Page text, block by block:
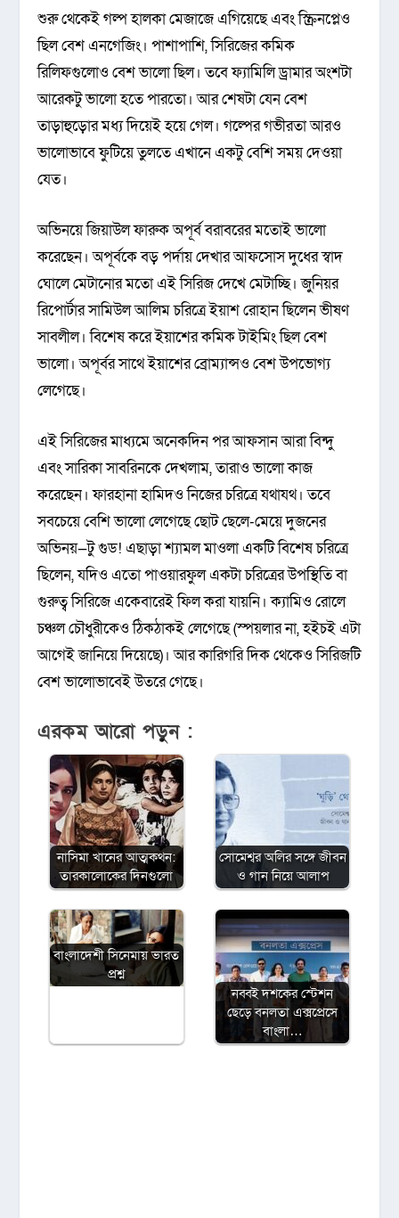
শুরু থেকেই গল্প হালকা মেজাজে এগিয়েছে এবং স্ক্রিনপ্লেও
ছিল বেশ এনগেজিং। পাশাপাশি, সিরিজের কমিক
রিলিফগুলোও বেশ ভালো ছিল। তবে ফ্যামিলি ড্রামার অংশটা
আরেকটু ভালো হতে পারতো। আর শেষটা যেন বেশ
তাড়াহুড়োর মধ্য দিয়েই হয়ে গেল। গল্পের গভীরতা আরও
ভালোভাবে ফুটিয়ে তুলতে এখানে একটু বেশি সময় দেওয়া
যেত।
অভিনয়ে জিয়াউল ফারুক অপূর্ব বরাবরের মতোই ভালো
করেছেন। অপূর্বকে বড় পর্দায় দেখার আফসোস দুধের স্বাদ
ঘোলে মেটানোর মতো এই সিরিজ দেখে মেটাচ্ছি। জুনিয়র
রিপোর্টার সামিউল আলিম চরিত্রে ইয়াশ রোহান ছিলেন ভীষণ
সাবলীল। বিশেষ করে ইয়াশের কমিক টাইমিং ছিল বেশ
ভালো। অপূর্বর সাথে ইয়াশের ব্রোম্যান্সও বেশ উপভোগ্য
লেগেছে।
এই সিরিজের মাধ্যমে অনেকদিন পর আফসান আরা বিন্দু
এবং সারিকা সাবরিনকে দেখলাম, তারাও ভালো কাজ
করেছেন। ফারহানা হামিদও নিজের চরিত্রে যথাযথ। তবে
সবচেয়ে বেশি ভালো লেগেছে ছোট ছেলে-মেয়ে দুজনের
অভিনয়—টু গুড! এছাড়া শ্যামল মাওলা একটি বিশেষ চরিত্রে
ছিলেন, যদিও এতো পাওয়ারফুল একটা চরিত্রের উপস্থিতি বা
গুরুত্ব সিরিজে একেবারেই ফিল করা যায়নি। ক্যামিও রোলে
চঞ্চল চৌধুরীকেও ঠিকঠাকই লেগেছে (স্পয়লার না, হইচই এটা
আগেই জানিয়ে দিয়েছে)। আর কারিগরি দিক থেকেও সিরিজটি
বেশ ভালোভাবেই উতরে গেছে।
এরকম আরো পড়ুন :
নাসিমা খানের আত্মকথন:
তারকালোকের দিনগুলো
সোমেশ্বর অলির সঙ্গে জীবন
ও গান নিয়ে আলাপ
বাংলাদেশী সিনেমায় ভারত
প্রশ্ন
নব্বই দশকের স্টেশন
ছেড়ে বনলতা এক্সপ্রেসে
বাংলা…